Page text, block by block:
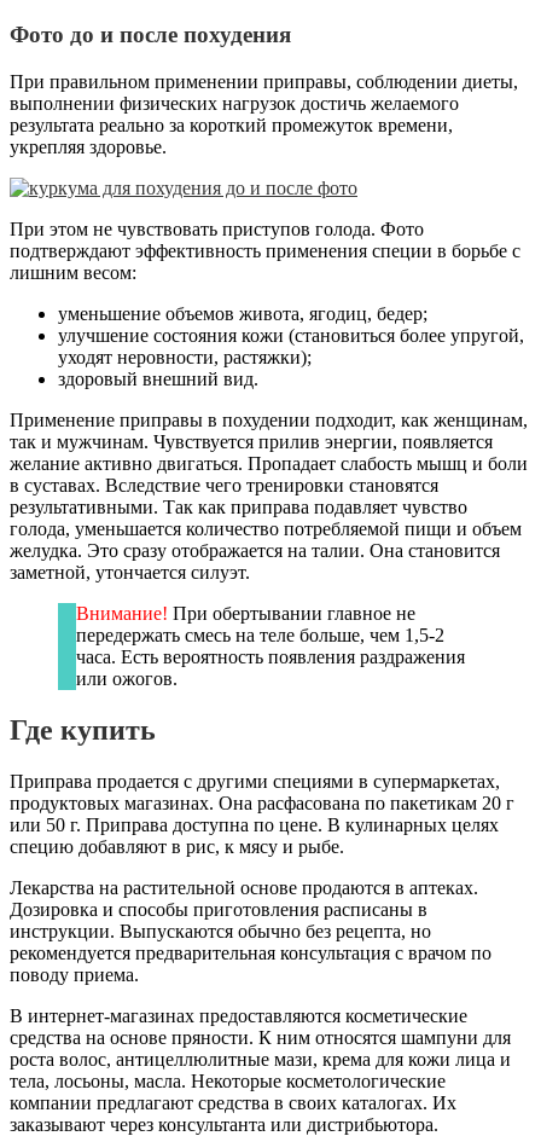
Фото до и после похудения
При правильном применении приправы, соблюдении диеты,
выполнении физических нагрузок достичь желаемого
результата реально за короткий промежуток времени,
укрепляя здоровье.
При этом не чувствовать приступов голода. Фото
подтверждают эффективность применения специи в борьбе с
лишним весом:
уменьшение объемов живота, ягодиц, бедер;
улучшение состояния кожи (становиться более упругой,
уходят неровности, растяжки);
здоровый внешний вид.
Применение приправы в похудении подходит, как женщинам,
так и мужчинам. Чувствуется прилив энергии, появляется
желание активно двигаться. Пропадает слабость мышц и боли
в суставах. Вследствие чего тренировки становятся
результативными. Так как приправа подавляет чувство
голода, уменьшается количество потребляемой пищи и объем
желудка. Это сразу отображается на талии. Она становится
заметной, утончается силуэт.
Внимание! При обертывании главное не
передержать смесь на теле больше, чем 1,5-2
часа. Есть вероятность появления раздражения
или ожогов.
Где купить
Приправа продается с другими специями в супермаркетах,
продуктовых магазинах. Она расфасована по пакетикам 20 г
или 50 г. Приправа доступна по цене. В кулинарных целях
специю добавляют в рис, к мясу и рыбе.
Лекарства на растительной основе продаются в аптеках.
Дозировка и способы приготовления расписаны в
инструкции. Выпускаются обычно без рецепта, но
рекомендуется предварительная консультация с врачом по
поводу приема.
В интернет-магазинах предоставляются косметические
средства на основе пряности. К ним относятся шампуни для
роста волос, антицеллюлитные мази, крема для кожи лица и
тела, лосьоны, масла. Некоторые косметологические
компании предлагают средства в своих каталогах. Их
заказывают через консультанта или дистрибьютора.